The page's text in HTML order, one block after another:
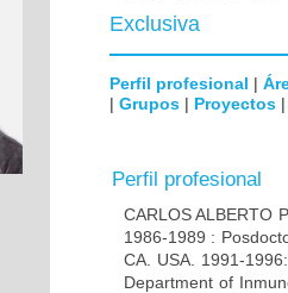
Exclusiva
Perfil profesional |
| Grupos | Proyectos
Perfil profesional
CARLOS ALBERTO
1986-1989 :
CA. USA. 1991-
Department of